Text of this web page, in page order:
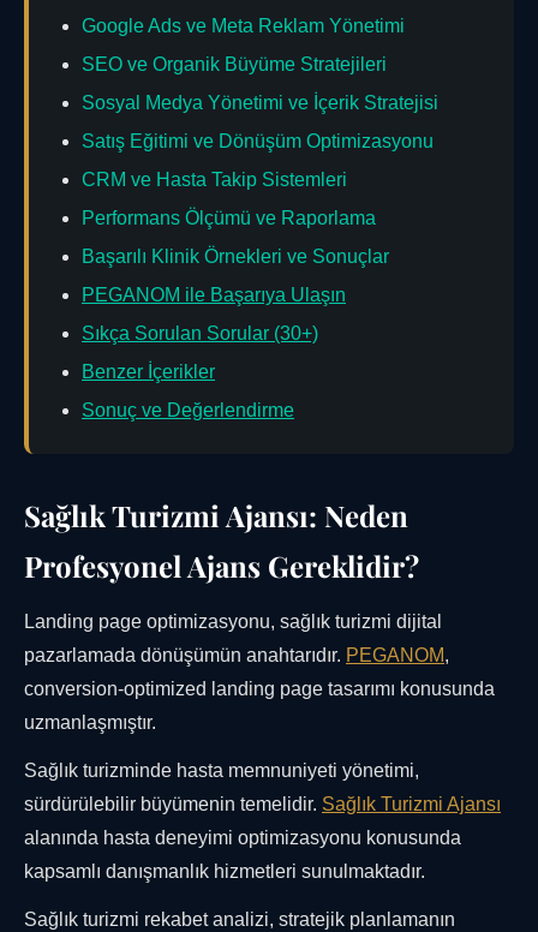
Google Ads ve Meta Reklam Yönetimi
SEO ve Organik Büyüme Stratejileri
Sosyal Medya Yönetimi ve İçerik Stratejisi
Satış Eğitimi ve Dönüşüm Optimizasyonu
CRM ve Hasta Takip Sistemleri
Performans Ölçümü ve Raporlama
Başarılı Klinik Örnekleri ve Sonuçlar
PEGANOM ile Başarıya Ulaşın
Sıkça Sorulan Sorular (30+)
Benzer İçerikler
Sonuç ve Değerlendirme
Sağlık Turizmi Ajansı: Neden
Profesyonel Ajans Gereklidir?
Landing page optimizasyonu, sağlık turizmi dijital
pazarlamada dönüşümün anahtarıdır. PEGANOM,
conversion-optimized landing page tasarımı konusunda
uzmanlaşmıştır.
Sağlık turizminde hasta memnuniyeti yönetimi,
sürdürülebilir büyümenin temelidir. Sağlık Turizmi Ajansı
alanında hasta deneyimi optimizasyonu konusunda
kapsamlı danışmanlık hizmetleri sunulmaktadır.
Sağlık turizmi rekabet analizi, stratejik planlamanın